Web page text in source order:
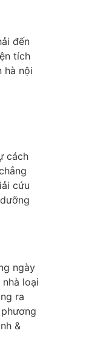
đến
tích
hà nội
cách
cứu
ngày
loại
ra
&